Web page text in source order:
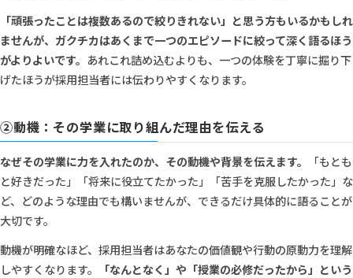
「頑張ったことは複数あるので絞りきれない」と思う方もいるかもしれ
ませんが、ガクチカはあくまで一つのエピソードに絞って深く語るほう
がよりよいです。 あれこれ詰め込むよりも、一つの体験を丁寧に掘り下
げたほうが採用担当者には伝わりやすくなります。
②動機：その学業に取り組んだ理由を伝える
なぜその学業に力を入れたのか、その動機や背景を伝えます。
「もとも
と好きだった」「将来に役立てたかった」「苦手を克服したかった」な
ど、どのような理由でも構いませんが、できるだけ具体的に語ることが
大切です。
動機が明確なほど、採用担当者はあなたの価値観や行動の原動力を理解
しやすくなります。
「なんとなく」や「授業の必修だったから」という